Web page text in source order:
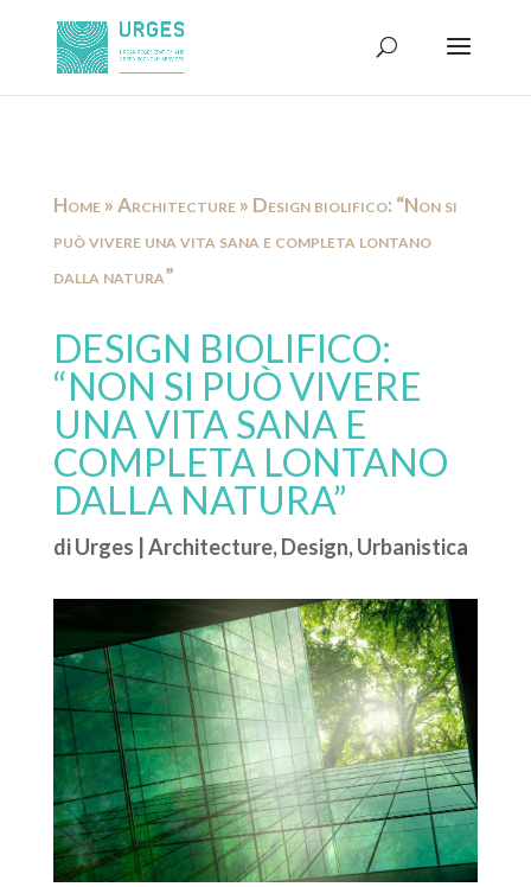
Home»Architecture» Design biolifico: “Non si
può vivere una vita sana e completa lontano
dalla natura”
DESIGN BIOLIFICO:
“NON SI PUÒ VIVERE
UNA VITA SANA E
COMPLETA LONTANO
DALLA NATURA”
diUrges Architecture,Design,Urbanistica